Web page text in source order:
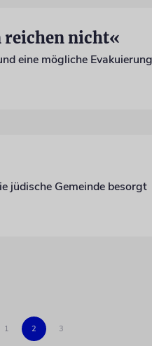
reichen nicht«
eine mögliche
jüdische Gemeinde besorgt
1 2 3